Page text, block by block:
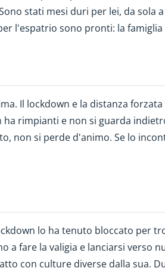
stati mesi duri per lei, da sola
l'espatrio sono pronti: la
Il lockdown e la distanza
ha rimpianti e non si guarda
non si perde d'animo. Se lo
lo ha tenuto bloccato per
a fare la valigia e lanciarsi verso
con culture diverse dalla sua.